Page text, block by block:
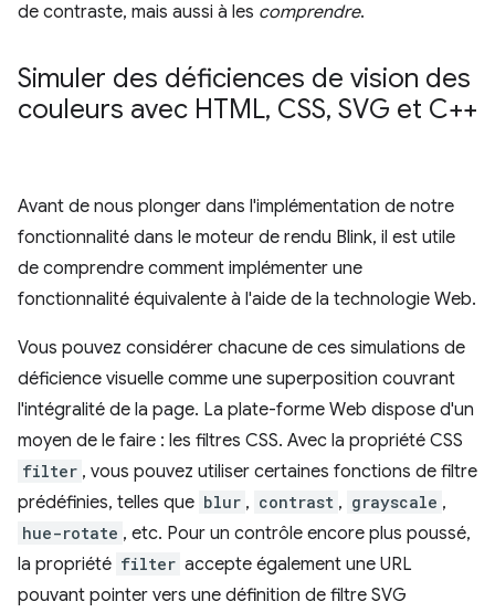
de contraste, mais aussi à les comprendre.
Simuler des déficiences de vision des
couleurs avec HTML, CSS, SVG et C++
Avant de nous plonger dans l'implémentation de notre
fonctionnalité dans le moteur de rendu Blink, il est utile
de comprendre comment implémenter une
fonctionnalité équivalente à l'aide de la technologie Web.
Vous pouvez considérer chacune de ces simulations de
déficience visuelle comme une superposition couvrant
l'intégralité de la page. La plate-forme Web dispose d'un
moyen de le faire : les filtres CSS. Avec la propriété CSS
filter , vous pouvez utiliser certaines fonctions de filtre
prédéfinies, telles que blur , contrast , grayscale ,
hue-rotate , etc. Pour un contrôle encore plus poussé,
la propriété filter accepte également une URL
pouvant pointer vers une définition de filtre SVG